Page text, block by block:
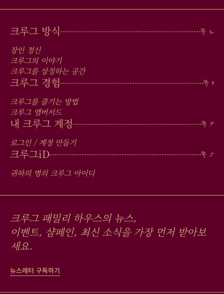
MAIN
MEN
IN
FOOTER
크루그 방식
장인 정신
크루그의 이야기
크루그를 상징하는 공간
크루그 경험
크루그를 즐기는 방법
크루그 앰버서드
내 크루그 계정
로그인 / 계정 만들기
크루그iD
귀하의 병의 크루그 아이디
크루그 패밀리 하우스의 뉴스,
이벤트, 샴페인, 최신 소식을 가장 먼저 받아보
세요.
뉴스레터 구독하기